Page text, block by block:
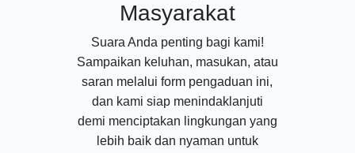
Masyarakat
Suara Anda penting bagi kami!
Sampaikan keluhan, masukan, atau
saran melalui form pengaduan ini,
dan kami siap menindaklanjuti
demi menciptakan lingkungan yang
lebih baik dan nyaman untuk